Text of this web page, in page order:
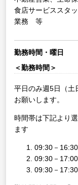
食店サービススタ
業務 等
勤務時間・曜日
＜勤務時間＞
平日のみ週5日（土
お願いします。
時間帯は下記より
ます
09:30－16:30
09:30－17:00
09:30－17:30